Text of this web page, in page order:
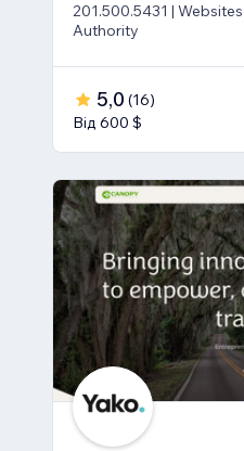
201.500.5431 |
Authority
5,0 (16)
Від 600 $